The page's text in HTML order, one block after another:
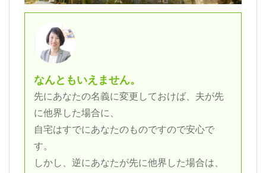
なんともいえません。
先にあなたの名義に変更しておけば、夫が先
に他界した場合に、
自宅はすでにあなたのものですので安心で
す。
しかし、逆にあなたが先に他界した場合は、